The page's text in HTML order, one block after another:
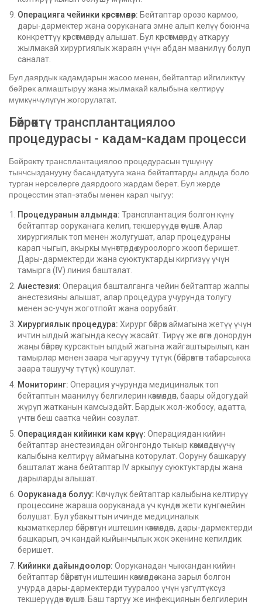
Операцияга чейинки көрсөтмөлөр: Бейтаптар орозо кармоо,
дары-дармектер жана ооруканага эмне алып келүү боюнча
конкреттүү көрсөтмөлөрдү алышат. Бул көрсөтмөлөрдү аткаруу
жылмакай хирургиялык жараян үчүн абдан маанилүү болуп
саналат.
Бул даярдык кадамдарын жасоо менен, бейтаптар ийгиликтүү
бөйрөк алмаштыруу жана жылмакай калыбына келтирүү
мүмкүнчүлүгүн жогорулатат.
Бөйрөктү трансплантациялоо
процедурасы - кадам-кадам процесси
Бөйрөктү трансплантациялоо процедурасын түшүнүү
тынчсызданууну басаңдатууга жана бейтаптарды алдыда боло
турган нерселерге даярдоого жардам берет. Бул жерде
процесстин этап-этабы менен карап чыгуу:
Процедуранын алдында: Трансплантация болгон күнү
бейтаптар ооруканага келип, текшерүүдөн өтүшөт. Алар
хирургиялык топ менен жолугушат, алар процедураны
карап чыгып, акыркы мүнөттөрдө суроолорго жооп беришет.
Дары-дармектерди жана суюктуктарды киргизүү үчүн
тамырга (IV) линия башталат.
Анестезия: Операция башталганга чейин бейтаптар жалпы
анестезияны алышат, алар процедура учурунда толугу
менен эс-учун жоготпойт жана оорубайт.
Хирургиялык процедура: Хирург бөйрөк аймагына жетүү үчүн
ичтин ылдый жагында кесүү жасайт. Тирүү же өлгөн донордун
жаңы бөйрөгү курсактын ылдый жагына жайгаштырылып, кан
тамырлар менен заара чыгаруучу түтүк (бөйрөктөн табарсыкка
заара ташуучу түтүк) кошулат.
Мониторинг: Операция учурунда медициналык топ
бейтаптын маанилүү белгилерин көзөмөлдөп, баары ойдогудай
жүрүп жатканын камсыздайт. Бардык жол-жобосу, ​​адатта,
үчтөн беш саатка чейин созулат.
Операциядан кийинки кам көрүү: Операциядан кийин
бейтаптар анестезиядан ойгонгондо тыкыр көзөмөлдөнүүчү
калыбына келтирүү аймагына которулат. Ооруну башкаруу
башталат жана бейтаптар IV аркылуу суюктуктарды жана
дарыларды алышат.
Ооруканада болуу: Көпчүлүк бейтаптар калыбына келтирүү
процессине жараша ооруканада үч күндөн жети күнгө чейин
болушат. Бул убакыттын ичинде медициналык
кызматкерлер бөйрөктүн иштешин көзөмөлдөп, дары-дармектерди
башкарып, эч кандай кыйынчылык жок экенине кепилдик
беришет.
Кийинки дайындоолор: Ооруканадан чыккандан кийин
бейтаптар бөйрөктүн иштешин көзөмөлдөө жана зарыл болгон
учурда дары-дармектерди тууралоо үчүн үзгүлтүксүз
текшерүүдөн өтүшөт. Баш тартуу же инфекциянын белгилерин